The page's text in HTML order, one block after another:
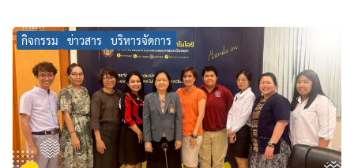
กิจกรรม ข่าวสาร บริหารจัดการ